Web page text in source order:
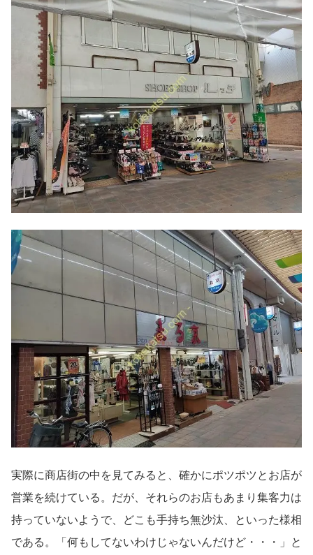
実際に商店街の中を見てみると、確かにポツポツとお店が
営業を続けている。だが、それらのお店もあまり集客力は
持っていないようで、どこも手持ち無沙汰、といった様相
である。「何もしてないわけじゃないんだけど・・・」と